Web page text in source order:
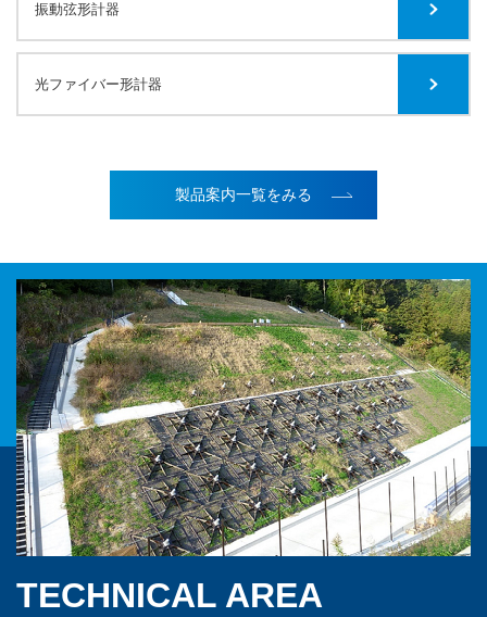
振動弦形計器
光ファイバー形計器
製品案内一覧をみる
TECHNICAL AREA